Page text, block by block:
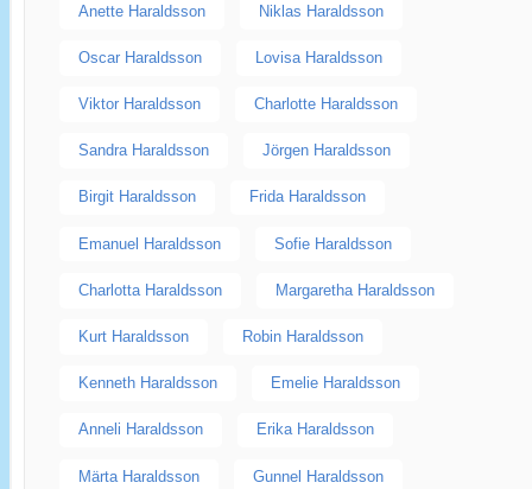
Anette Haraldsson Niklas Haraldsson
Oscar Haraldsson Lovisa Haraldsson
Viktor Haraldsson Charlotte Haraldsson
Sandra Haraldsson Jörgen Haraldsson
Birgit Haraldsson Frida Haraldsson
Emanuel Haraldsson Sofie Haraldsson
Charlotta Haraldsson Margaretha Haraldsson
Kurt Haraldsson Robin Haraldsson
Kenneth Haraldsson Emelie Haraldsson
Anneli Haraldsson Erika Haraldsson
Märta Haraldsson Gunnel Haraldsson